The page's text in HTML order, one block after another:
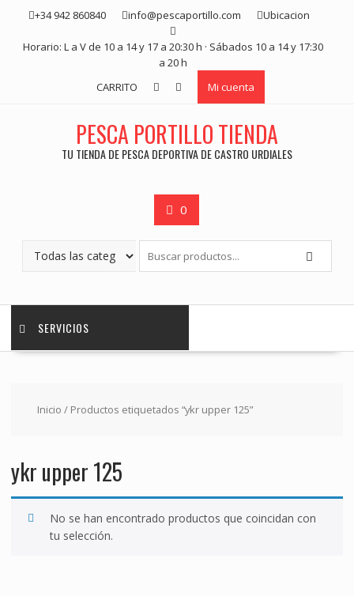
+34 942 860840 info@pescaportillo.com Ubicacion
Horario: L a V de 10 a 14 y 17 a 20:30 h · Sábados 10 a 14 y 17:30
a 20 h
CARRITO
Mi cuenta
PESCA PORTILLO TIENDA
TU TIENDA DE PESCA DEPORTIVA DE CASTRO URDIALES
0
SERVICIOS
Inicio / Productos etiquetados “ykr upper 125”
ykr upper 125
No se han encontrado productos que coincidan con
tu selección.